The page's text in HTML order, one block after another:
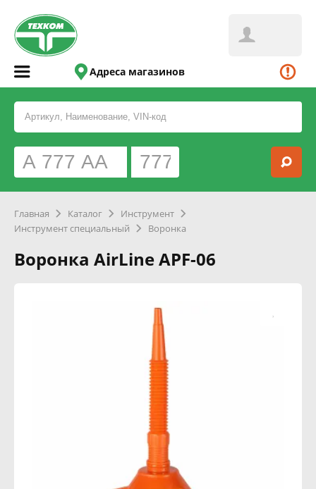
Адреса магазинов
Главная Каталог
Инструмент
Инструмент специальный
Воронка
Воронка AirLine APF-06